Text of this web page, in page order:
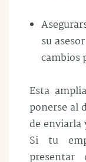
su
cambios
Esta
ponerse al
de enviarla
Si tu
presentar